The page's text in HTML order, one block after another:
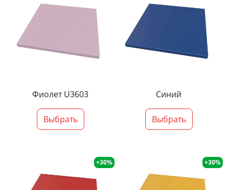
Фиолет U3603
Выбрать
Синий
Выбрать
+30% +30%